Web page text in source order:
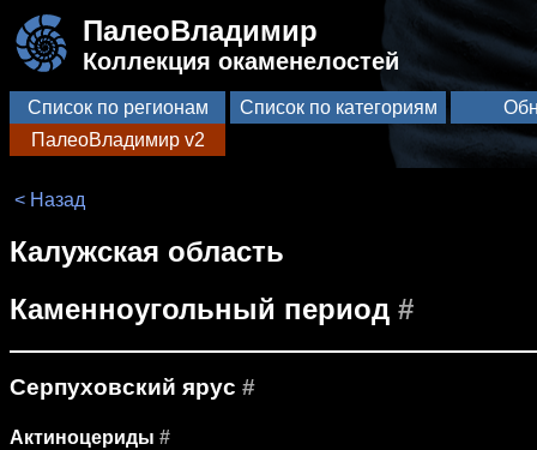
ПалеоВладимир
Коллекция окаменелостей
Список по регионам Список по категориям
ПалеоВладимир v2
< Назад
Калужская область
Каменноугольный период #
Серпуховский ярус #
Актиноцериды #